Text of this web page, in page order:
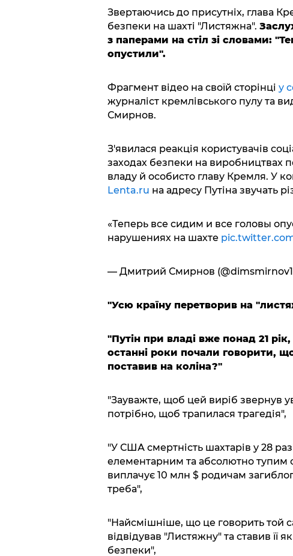
Звертаючись до присутніх, глава
безпеки на шахті "Листяжна".
з паперами на стіл зі словами:
опустили".
Фрагмент відео на своїй сторінці у
журналіст кремлівського пулу та
Смирнов.
З'явилася реакція користувачів
заходах безпеки на виробництвах
владу й особисто главу Кремля. У
Lenta.ru на адресу Путіна звучать
«Теперь все сидим и все головы
нарушениях на шахте
— Дмитрий Смирнов
"Усю країну перетворив на
"Путін при владі вже понад 21
останні роки почали говорити, що
поставив на коліна?"
"Зауважте, щоб цей виріб звернув
потрібно, щоб трапилася трагедія",
"У США смертність шахтарів у 28
елементарним та абсолютно тупим
виплачує 10 млн $ родичам
треба",
"Найсмішніше, що це говорить той
відвідував "Листяжну" та ставив її
безпеки",